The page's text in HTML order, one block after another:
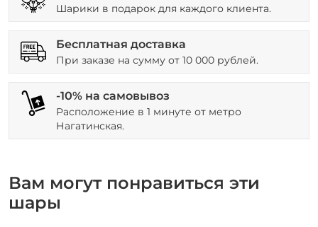
Шарики в подарок для каждого клиента.
Бесплатная доставка
При заказе на сумму от 10 000 рублей.
-10% на самовывоз
Расположение в 1 минуте от метро
Нагатинская.
Вам могут понравиться эти
шары